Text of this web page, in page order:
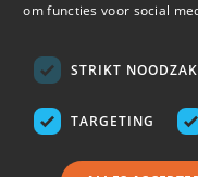
om functies voor social
STRIKT
TARGETING